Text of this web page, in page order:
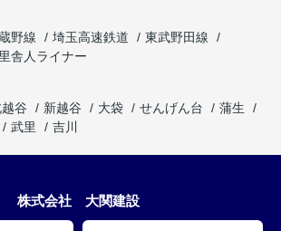
野線 埼玉高速鉄道
東武野田線
舎人ライナー
谷 新越谷 大袋 せんげん台
蒲生
武里 吉川
株式会社 大関建設